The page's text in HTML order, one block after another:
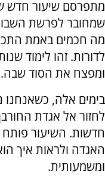
מתפרסם שיעור חדש
שמחובר לפרשת
מה חכמים באמת
לדורות. זהו לימוד
ומפצח את הסוד שבה.
בימים אלה, כשאנחנו
לחזור אל אגדת
חדשות. השיעור
האגדה ולראות איך
ומשמעותית.